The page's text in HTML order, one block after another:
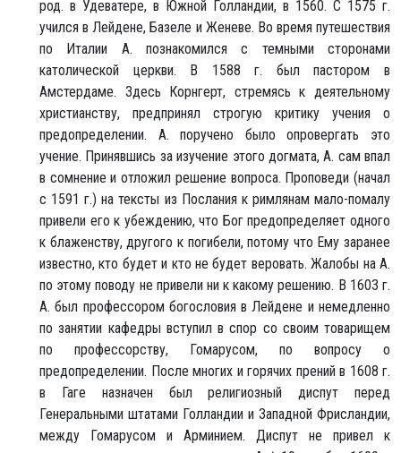
род. в Удеватере, в Южной Голландии, в 1560. С 1575 г.
учился в Лейдене, Базеле и Женеве. Во время путешествия
по Италии А. познакомился с темными сторонами
католической церкви. В 1588 г. был пастором в
Амстердаме. Здесь Корнгерт, стремясь к деятельному
христианству, предпринял строгую критику учения о
предопределении. А. поручено было опровергать это
учение. Принявшись за изучение этого догмата, А. сам впал
в сомнение и отложил решение вопроса. Проповеди (начал
с 1591 г.) на тексты из Послания к римлянам мало-помалу
привели его к убеждению, что Бог предопределяет одного
к блаженству, другого к погибели, потому что Ему заранее
известно, кто будет и кто не будет веровать. Жалобы на А.
по этому поводу не привели ни к какому решению. В 1603 г.
А. был профессором богословия в Лейдене и немедленно
по занятии кафедры вступил в спор со своим товарищем
по профессорству, Гомарусом, по вопросу о
предопределении. После многих и горячих прений в 1608 г.
в Гаге назначен был религиозный диспут перед
Генеральными штатами Голландии и Западной Фрисландии,
между Гомарусом и Арминием. Диспут не привел к